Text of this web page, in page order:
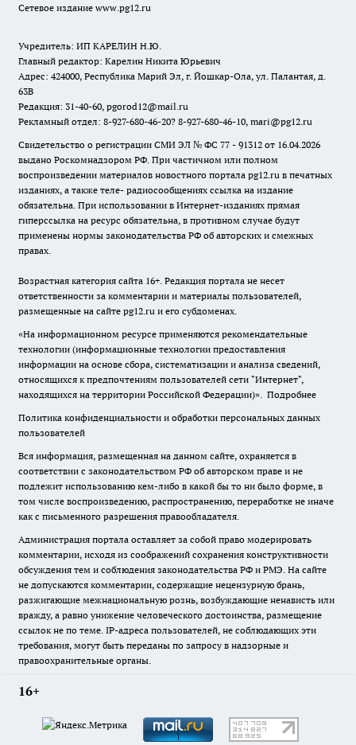
Сетевое издание www.pg12.ru
Учредитель: ИП КАРЕЛИН Н.Ю.
Главный редактор: Карелин Никита Юрьевич
Адрес: 424000, Республика Марий Эл, г. Йошкар-Ола, ул. Палантая, д.
63В
Редакция: 31-40-60, pgorod12@mail.ru
Рекламный отдел: 8-927-680-46-20? 8-927-680-46-10, mari@pg12.ru
Свидетельство о регистрации СМИ ЭЛ № ФС 77 - 91312 от 16.04.2026
выдано Роскомнадзором РФ. При частичном или полном
воспроизведении материалов новостного портала pg12.ru в печатных
изданиях, а также теле- радиосообщениях ссылка на издание
обязательна. При использовании в Интернет-изданиях прямая
гиперссылка на ресурс обязательна, в противном случае будут
применены нормы законодательства РФ об авторских и смежных
правах.
Возрастная категория сайта 16+. Редакция портала не несет
ответственности за комментарии и материалы пользователей,
размещенные на сайте pg12.ru и его субдоменах.
«На информационном ресурсе применяются рекомендательные
технологии (информационные технологии предоставления
информации на основе сбора, систематизации и анализа сведений,
относящихся к предпочтениям пользователей сети "Интернет",
находящихся на территории Российской Федерации)». Подробнее
Политика конфиденциальности и обработки персональных данных
пользователей
Вся информация, размещенная на данном сайте, охраняется в
соответствии с законодательством РФ об авторском праве и не
подлежит использованию кем-либо в какой бы то ни было форме, в
том числе воспроизведению, распространению, переработке не иначе
как с письменного разрешения правообладателя.
Администрация портала оставляет за собой право модерировать
комментарии, исходя из соображений сохранения конструктивности
обсуждения тем и соблюдения законодательства РФ и РМЭ. На сайте
не допускаются комментарии, содержащие нецензурную брань,
разжигающие межнациональную рознь, возбуждающие ненависть или
вражду, а равно унижение человеческого достоинства, размещение
ссылок не по теме. IP-адреса пользователей, не соблюдающих эти
требования, могут быть переданы по запросу в надзорные и
правоохранительные органы.
16+